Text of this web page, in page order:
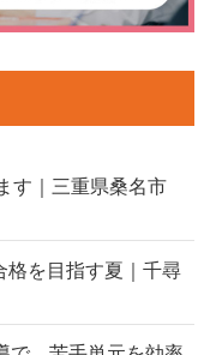
す｜三重県桑名市
格を目指す夏｜千尋